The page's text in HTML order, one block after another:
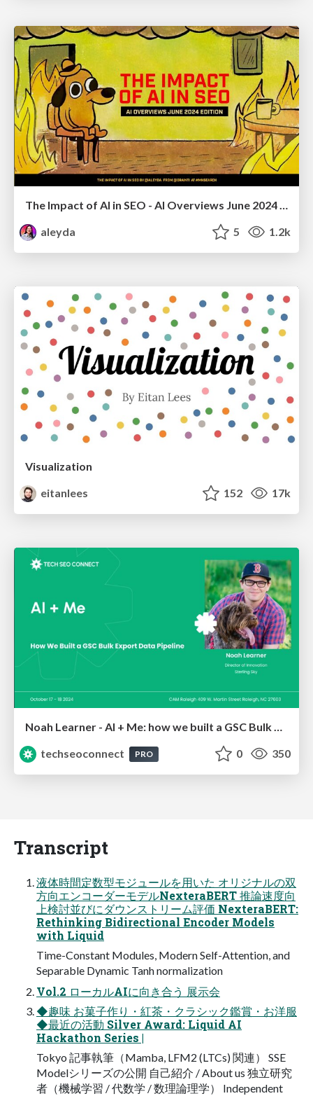
The Impact of AI in SEO - AI Overviews June 2024 Edition
aleyda
5 1.2k
Visualization
eitanlees
152 17k
Noah Learner - AI + Me: how we built a GSC Bulk Export data pipeline
techseoconnect
PRO 0 350
Transcript
液体時間定数型モジュールを用いた オリジナルの双
方向エンコーダーモデルNexteraBERT 推論速度向
上検討並びにダウンストリーム評価 NexteraBERT:
Rethinking Bidirectional Encoder Models
with Liquid
Time-Constant Modules, Modern Self-Attention, and
Separable Dynamic Tanh normalization
Vol.2 ローカルAIに向き合う 展示会
◆趣味 お菓子作り・紅茶・クラシック鑑賞・お洋服
◆最近の活動 Silver Award: Liquid AI
Hackathon Series |
Tokyo 記事執筆（Mamba, LFM2 (LTCs) 関連） SSE
Modelシリーズの公開 自己紹介 / About us 独立研究
者（機械学習 / 代数学 / 数理論理学） Independent